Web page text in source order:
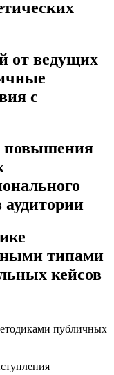
от ведущих
с
повышения
аудитории
типами
кейсов
публичных